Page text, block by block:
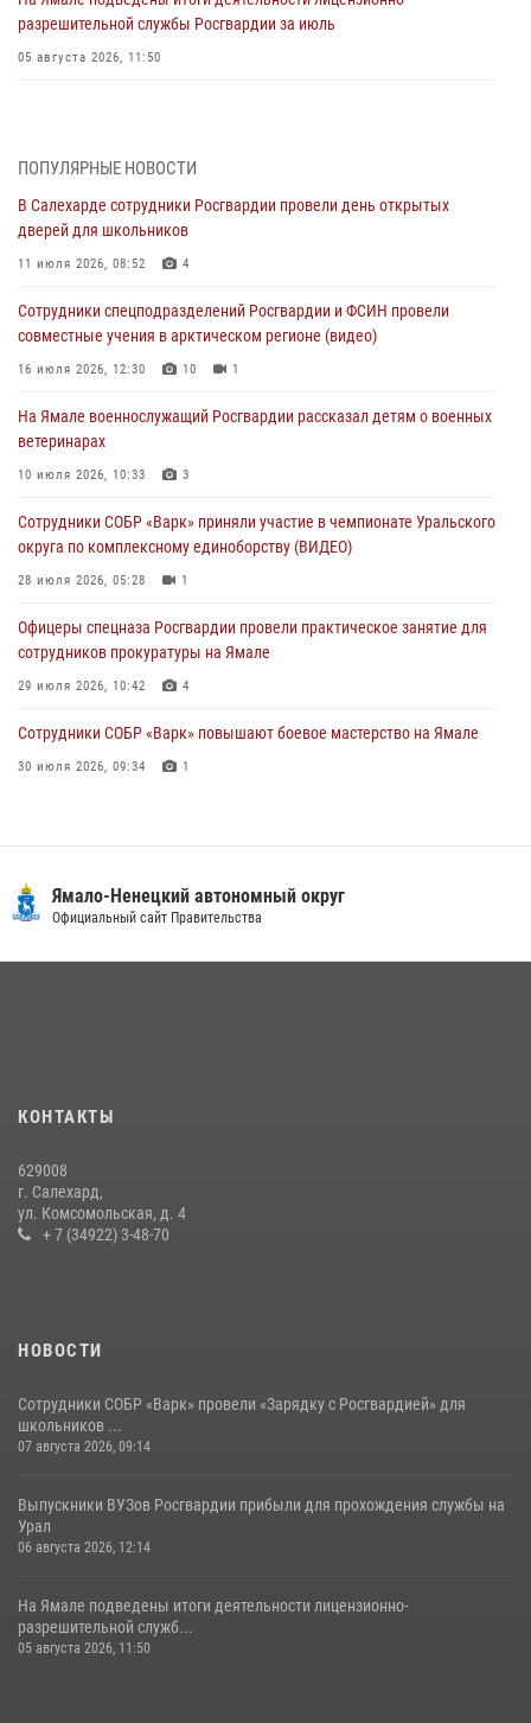
разрешительной службы Росгвардии за июль
05 августа 2026, 11:50
03 августа 2026, 07:21 2
Генерал-полковник Юрий Аверин выступил на Всероссийском
молодёжном образовательном форуме «Территория смыслов»
03 августа 2026, 06:54
Директор Росгвардии Герой России генерал армии Виктор Золотов
поздравил специалистов подразделений тыла с профессиональным
праздником
Сотрудники СОБР «Варк» повышают боевое мастерство на Ямале
30 июля 2026, 09:34 1
Офицеры спецназа Росгвардии провели практическое занятие для
сотрудников прокуратуры на Ямале
29 июля 2026, 10:42 4
ПОПУЛЯРНЫЕ НОВОСТИ
В Салехарде сотрудники Росгвардии провели день открытых
дверей для школьников
11 июля 2026, 08:52 4
Сотрудники спецподразделений Росгвардии и ФСИН провели
совместные учения в арктическом регионе (видео)
16 июля 2026, 12:30 10 1
На Ямале военнослужащий Росгвардии рассказал детям о военных
ветеринарах
10 июля 2026, 10:33 3
Сотрудники СОБР «Варк» приняли участие в чемпионате Уральского
округа по комплексному единоборству (ВИДЕО)
28 июля 2026, 05:28 1
Офицеры спецназа Росгвардии провели практическое занятие для
сотрудников прокуратуры на Ямале
29 июля 2026, 10:42 4
Сотрудники СОБР «Варк» повышают боевое мастерство на Ямале
30 июля 2026, 09:34 1
«Каникулы с Росгвардией» продолжаются на Ямале
«Росгвардия. Вехи истории»: борьба войск правопорядка против
20 июля 2026, 09:03
Ямало-Ненецкий автономный округ
Официальный сайт Правительства
КОНТАКТЫ
629008
г. Салехард,
ул. Комсомольская, д. 4
+ 7 (34922) 3-48-70
НОВОСТИ
Сотрудники СОБР «Варк» провели «Зарядку с Росгвардией» для
школьников ...
07 августа 2026, 09:14
Выпускники ВУЗов Росгвардии прибыли для прохождения службы на
Урал
06 августа 2026, 12:14
На Ямале подведены итоги деятельности лицензионно-
разрешительной служб...
05 августа 2026, 11:50